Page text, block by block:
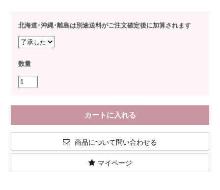
北海道･沖縄･離島は別途送料がご注文確定後に加算されます
数量
商品について問い合わせる
マイページ